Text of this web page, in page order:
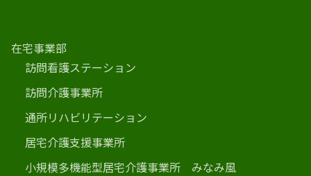
在宅事業部
訪問看護ステーション
訪問介護事業所
通所リハビリテーション
居宅介護支援事業所
小規模多機能型居宅介護事業所 みなみ風